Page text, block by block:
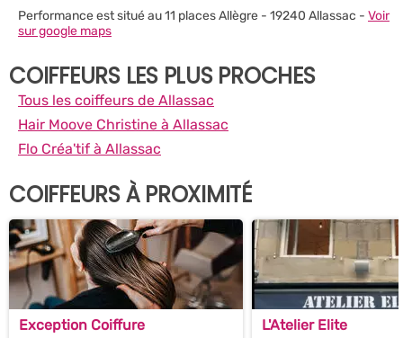
Performance est situé au 11 places Allègre - 19240 Allassac - Voir
sur google maps
COIFFEURS LES PLUS PROCHES
Tous les coiffeurs de Allassac
Hair Moove Christine à Allassac
Flo Créa'tif à Allassac
COIFFEURS À PROXIMITÉ
Exception Coiffure L'Atelier Elite